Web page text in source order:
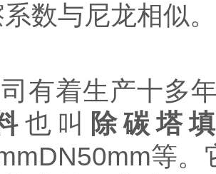
数与尼龙相似。
有着生产十多
也叫 除碳塔
等